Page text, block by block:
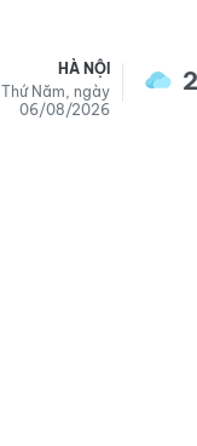
HÀ NỘI
Thứ Năm, ngày
06/08/2026